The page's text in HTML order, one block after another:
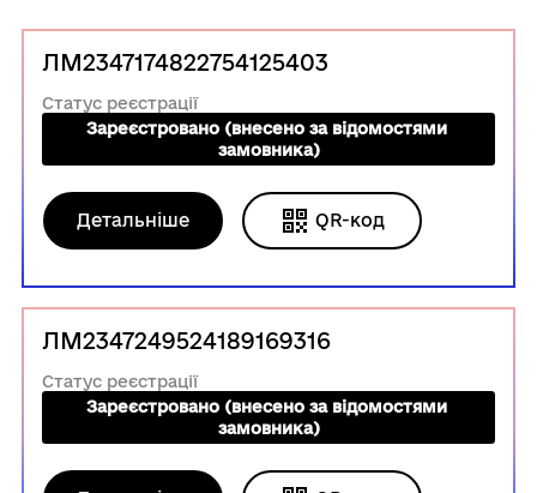
ЛМ2347174822754125403
Статус реєстрації
Зареєстровано (внесено за відомостями
замовника)
Детальніше QR-код
ЛМ2347249524189169316
Статус реєстрації
Зареєстровано (внесено за відомостями
замовника)